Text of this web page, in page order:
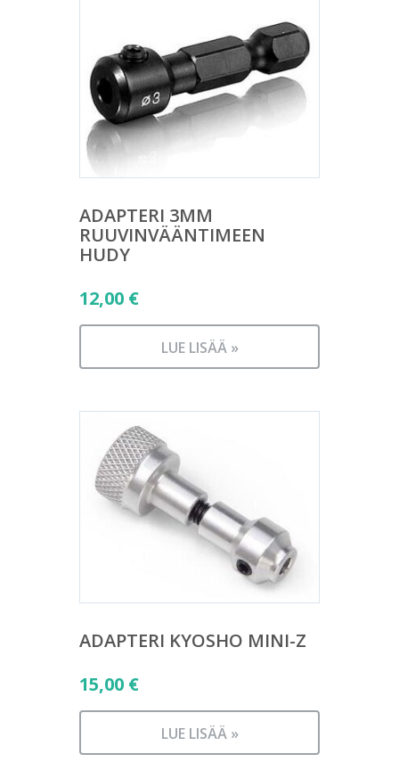
ADAPTERI 3MM
RUUVINVÄÄNTIMEEN
HUDY
12,00 €
LUE LISÄÄ »
ADAPTERI KYOSHO MINI-Z
15,00 €
LUE LISÄÄ »